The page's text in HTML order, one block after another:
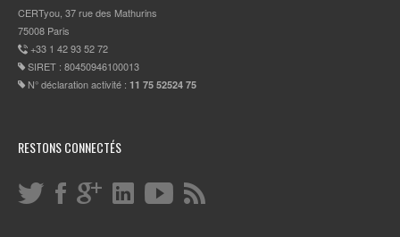
CERTyou, 37 rue des Mathurins
75008 Paris
+33 1 42 93 52 72
SIRET : 80450946100013
N° déclaration activité : 11 75 52524 75
RESTONS CONNECTÉS